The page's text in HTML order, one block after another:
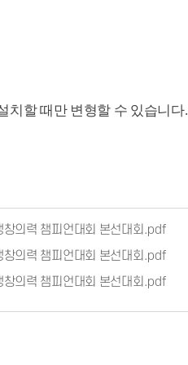
치할 때만 변형할 수 있습니다.
의력 챔피언대회 본선대회.pdf
의력 챔피언대회 본선대회.pdf
의력 챔피언대회 본선대회.pdf